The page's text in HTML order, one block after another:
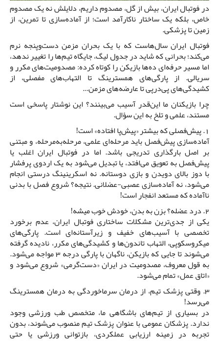
در فوتبال ایران، بیش از گل، مصدوم داریم، دلایلش نه یک مصدوم
خاص، بلکه یک ساختار ناکارآمد است؛ از آماده‌سازی تا تمرین، از
زمین تا پزشکی.
فوتبال ایران سال‌هاست که با یک بحران مزمن دست‌وپنجه نرم
می‌کند؛ بحرانی که شاید در جدول لیگ، جایگاه تیم‌ها را تغییر ندهد،
اما مسیر حرفه‌ای ده‌ها بازیکن را کوتاه کرده: مصدومیت‌های مکرر و
سریالی. از پارگی‌های همسترینگ تا التهاب‌های مفصلی، از
کشیدگی‌های پی‌در‌پی تا عارضه‌های مزمن...
چرا بازیکنان ما این‌قدر آسیب می‌بینند؟ این نوشتار پاسخی است
مستند، علمی و تلخ به این سؤال.
1. پیش‌فصلی که بیشتر «پیش‌پا افتاده» است!
آماده‌سازی پیش‌فصل باید مرحله‌ای علمی، مرحله‌به‌مرحله، و مبتنی
بر اصل بارگذاری تدریجی باشد. اما در فوتبال ایران اغلب یا
پیش‌فصل به تعویق می‌افتد، یا تبدیل می‌شود به یک اردوی پرفشار
با دوز بالای دویدن و بازی دوستانه. نه اسکرینینگ درستی انجام
می‌شود، نه آماده‌سازی عصبی-عضلانی. نتیجه؟ شروع فصل با بدنی
ناآماده که مستعد انفجار است!
2. درد عضله؟ بزن به بدن، خودش خوب میشه!
یکی از جدی‌ترین مشکلات ساختاری فوتبال ایران، عدم برخورد
تخصصی با آسیب‌های خفیف و زیرآستانه‌ای است. پارگی‌های
میکروسکوپی، التهاب تاندون‌ها و کشیدگی‌های مکرر، نادیده گرفته
می‌شوند تا جایی که بازیکن، ناگهان با پارگی درجه 3 مواجه می‌شود.
به قول معروف، مصدومیت در ایران «دست‌گرمی» شروع می‌شود و
«اتاق عمل» تمام می‌شود.
3. وقتی پزشک تیم، از درمان سرماخوردگی به درمان همسترینگ
می‌رسد!
در بسیاری از تیم‌های باشگاهی ما، متخصص طب ورزشی وجود
ندارد. پزشکان عمومی با عنوان پزشک تیم منصوب می‌شوند، بدون
تجربه در زمینه ارزیابی عملکردی، بازتوانی ورزشی یا حتی